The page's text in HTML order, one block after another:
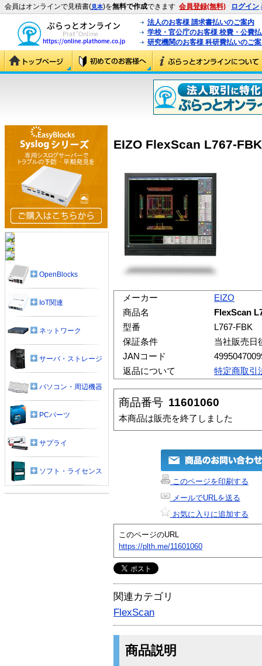
会員はオンラインで見積書(見本)を無料で作成できます 会員登録(無料) ログイン
法人のお客様 請求書払いのご案内
学校・官公庁のお客様 校費・公費
研究機関のお客様 科研費払いのご
EIZO FlexScan L767-
メーカー
EIZO
商品名
FlexScan
型番
L767-FBK
保証条件
当社販売日
JANコード
返品について
特定商取引
商品番号 11601060
本商品は販売を終了しました
このページを印刷する
メールでURLを送る
お気に入りに追加する
このページのURL
https://plth.me/11601060
関連カテゴリ
FlexScan
商品説明
OpenBlocks
IoT関連
ネットワーク
サーバ・ストレージ
パソコン・周辺機器
PCパーツ
サプライ
ソフト・ライセンス